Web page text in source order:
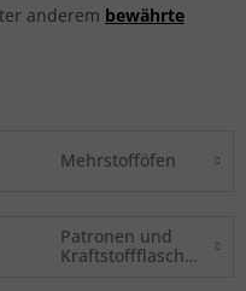
anderem bewährte
Mehrstofföfen
Patronen und
Kraftstoffflaschen